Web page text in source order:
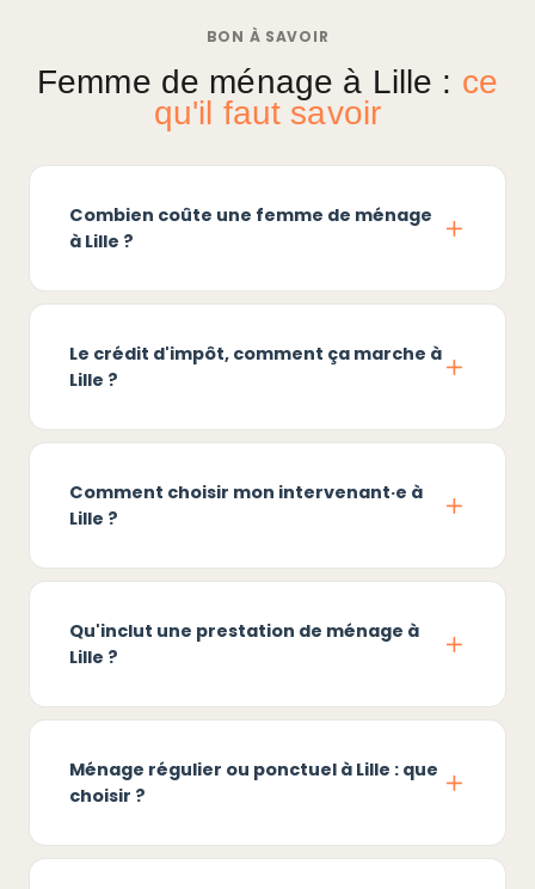
BON À SAVOIR
Femme de ménage à Lille : ce
qu'il faut savoir
Combien coûte une femme de ménage
à Lille ?
Le crédit d'impôt, comment ça marche à
Lille ?
Comment choisir mon intervenant·e à
Lille ?
Qu'inclut une prestation de ménage à
Lille ?
Ménage régulier ou ponctuel à Lille : que
choisir ?